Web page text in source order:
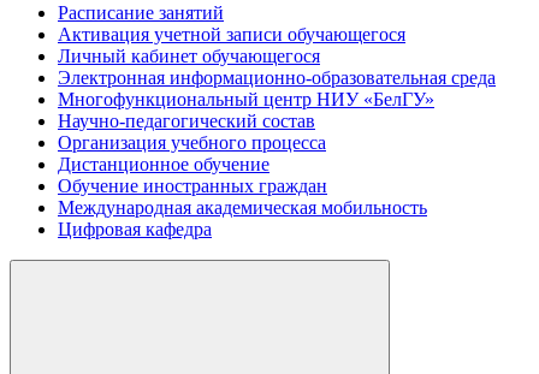
Расписание занятий
Активация учетной записи обучающегося
Личный кабинет обучающегося
Электронная информационно-образовательная среда
Многофункциональный центр НИУ «БелГУ»
Научно-педагогический состав
Организация учебного процесса
Дистанционное обучение
Обучение иностранных граждан
Международная академическая мобильность
Цифровая кафедра